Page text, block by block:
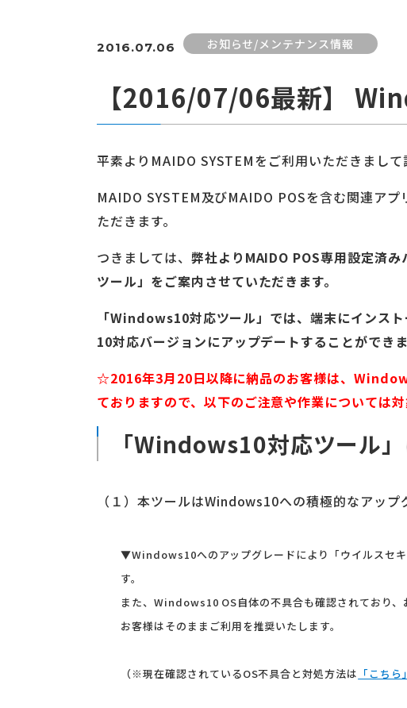
2016.07.06 お知らせ/メンテナンス情報
【2016/07/06最新】
平素よりMAIDO SYSTEMをご利用いただきまして
MAIDO SYSTEM及びMAIDO POSを含む関連ア
ただきます。
つきましては、 弊社よりMAIDO POS専用設定済
ツール」をご案内させていただきます。
「Windows10対応ツール」では、端末にインス
10対応バージョンにアップデートすることができま
☆2016年3月20日以降に納品のお客様は、
ておりますので、以下のご注意や作業については対
「Windows10対応ツール
（１）本ツールはWindows10への積極的なアッ
▼Windows10へのアップグレードにより「ウイルスセ
す。
また、Windows10 OS自体の不具合も確認されており
お客様はそのままご利用を推奨いたします。
（※現在確認されているOS不具合と対処方法は 「こちら」